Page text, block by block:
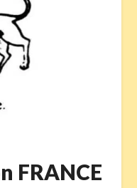
FRANCE